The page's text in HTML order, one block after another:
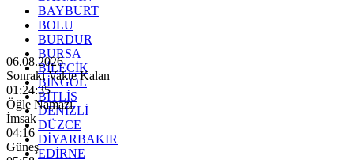
BAYBURT
BOLU
BURDUR
BURSA
BİLECİK
BİNGÖL
BİTLİS
DENİZLİ
DÜZCE
DİYARBAKIR
EDİRNE
06.08.2026
Sonraki Vakte Kalan
01:24:32
Öğle Namazı
İmsak
04:16
Güneş